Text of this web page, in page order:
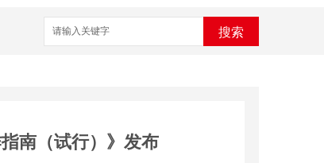
搜索
南（试行）》发布